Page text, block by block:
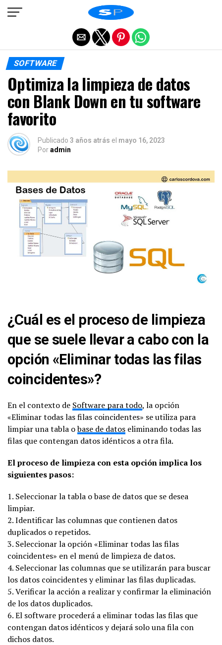
SOFTWARE
Optimiza la limpieza de datos
con Blank Down en tu software
favorito
Publicado 3 años atrás el mayo 16, 2023
Poradmin
¿Cuál es el proceso de limpieza
que se suele llevar a cabo con la
opción «Eliminar todas las filas
coincidentes»?
En el contexto de Software para todo, la opción
«Eliminar todas las filas coincidentes» se utiliza para
limpiar una tabla obase de datos eliminando todas las
filas que contengan datos idénticos a otra fila.
El proceso de limpieza con esta opción implica los
siguientes pasos:
1. Seleccionar la tabla o base de datos que se desea
limpiar.
2. Identificar las columnas que contienen datos
duplicados o repetidos.
3. Seleccionar la opción «Eliminar todas las filas
coincidentes» en el menú de limpieza de datos.
4. Seleccionar las columnas que se utilizarán para buscar
los datos coincidentes y eliminar las filas duplicadas.
5. Verificar la acción a realizar y confirmar la eliminación
de los datos duplicados.
6. El software procederá a eliminar todas las filas que
contengan datos idénticos y dejará solo una fila con
dichos datos.
Salir de la versión móvil